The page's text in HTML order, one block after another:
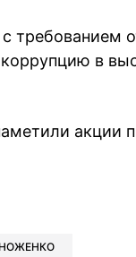
требованием
в
акции
LinkedIn